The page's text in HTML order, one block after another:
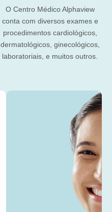
O Centro Médico Alphaview
conta com diversos exames e
procedimentos cardiológicos,
dermatológicos, ginecológicos,
laboratoriais, e muitos outros.